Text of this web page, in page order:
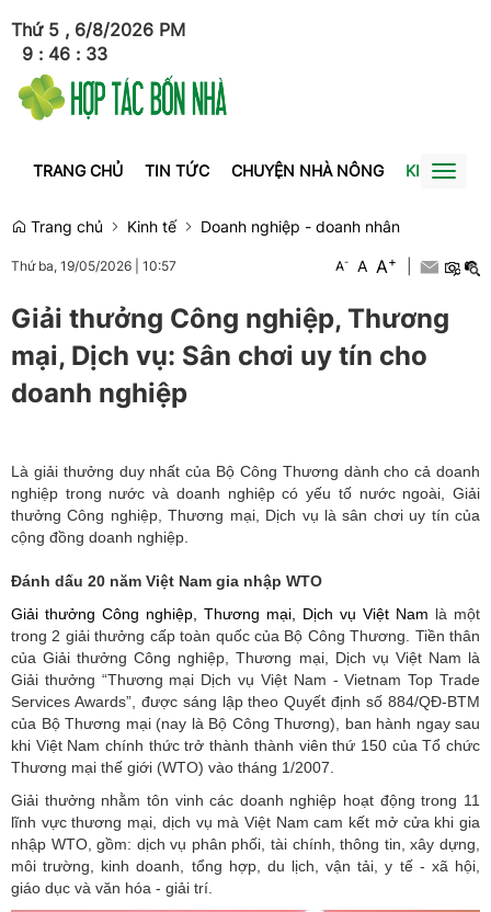
Thứ 5 , 6/8/2026
9 : 46 : 33
PM
TRANG CHỦ TIN TỨC CHUYỆN NHÀ NÔNG KINH TẾToggle
Trang chủ
Kinh tế Doanh nghiệp - doanh nhân
Thứ ba, 19/05/2026 10:57 A- A A+
Giải thưởng Công nghiệp, Thương
mại, Dịch vụ: Sân chơi uy tín cho
doanh nghiệp
Là giải thưởng duy nhất của Bộ Công Thương dành cho cả doanh
nghiệp trong nước và doanh nghiệp có yếu tố nước ngoài, Giải
thưởng Công nghiệp, Thương mại, Dịch vụ là sân chơi uy tín của
cộng đồng doanh nghiệp.
Đánh dấu 20 năm Việt Nam gia nhập WTO
Giải thưởng Công nghiệp, Thương mại, Dịch vụ Việt Nam là một
trong 2 giải thưởng cấp toàn quốc của Bộ Công Thương. Tiền thân
của Giải thưởng Công nghiệp, Thương mại, Dịch vụ Việt Nam là
Giải thưởng “Thương mại Dịch vụ Việt Nam - Vietnam Top Trade
Services Awards”, được sáng lập theo Quyết định số 884/QĐ-BTM
của Bộ Thương mại (nay là Bộ Công Thương), ban hành ngay sau
khi Việt Nam chính thức trở thành thành viên thứ 150 của Tổ chức
Thương mại thế giới (WTO) vào tháng 1/2007.
Giải thưởng nhằm tôn vinh các doanh nghiệp hoạt động trong 11
lĩnh vực thương mại, dịch vụ mà Việt Nam cam kết mở cửa khi gia
nhập WTO, gồm: dịch vụ phân phối, tài chính, thông tin, xây dựng,
môi trường, kinh doanh, tổng hợp, du lịch, vận tải, y tế - xã hội,
giáo dục và văn hóa - giải trí.